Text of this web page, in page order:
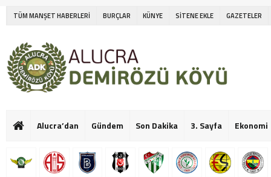
TÜM MANŞET HABERLERİ BURÇLAR KÜNYE SİTENE EKLE GAZETELER
Alucra’dan Gündem Son Dakika 3. Sayfa Ekonomi